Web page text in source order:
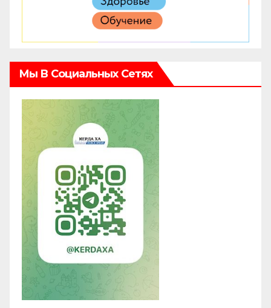
Мы В Социальных Сетях